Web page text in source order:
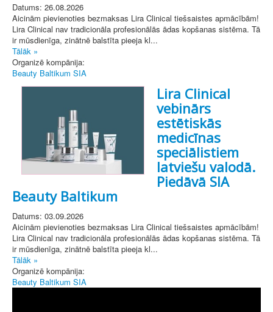
Datums: 26.08.2026
Aicinām pievienoties bezmaksas Lira Clinical tiešsaistes apmācībām!
Lira Clinical nav tradicionāla profesionālās ādas kopšanas sistēma. Tā
ir mūsdienīga, zinātnē balstīta pieeja kl...
Tālāk »
Organizē kompānija:
Beauty Baltikum SIA
Lira Clinical
vebinārs
estētiskās
medicīnas
speciālistiem
latviešu valodā.
Piedāvā SIA
Beauty Baltikum
Datums: 03.09.2026
Aicinām pievienoties bezmaksas Lira Clinical tiešsaistes apmācībām!
Lira Clinical nav tradicionāla profesionālās ādas kopšanas sistēma. Tā
ir mūsdienīga, zinātnē balstīta pieeja kl...
Tālāk »
Organizē kompānija:
Beauty Baltikum SIA